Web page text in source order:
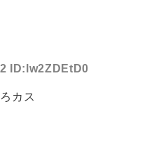
ID:lw2ZDEtD0
カス